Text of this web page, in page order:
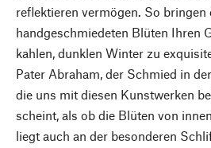
reflektieren vermögen. So bringen
handgeschmiedeten Blüten Ihren
kahlen, dunklen Winter zu
Pater Abraham, der Schmied in
die uns mit diesen Kunstwerken
scheint, als ob die Blüten von
liegt auch an der besonderen